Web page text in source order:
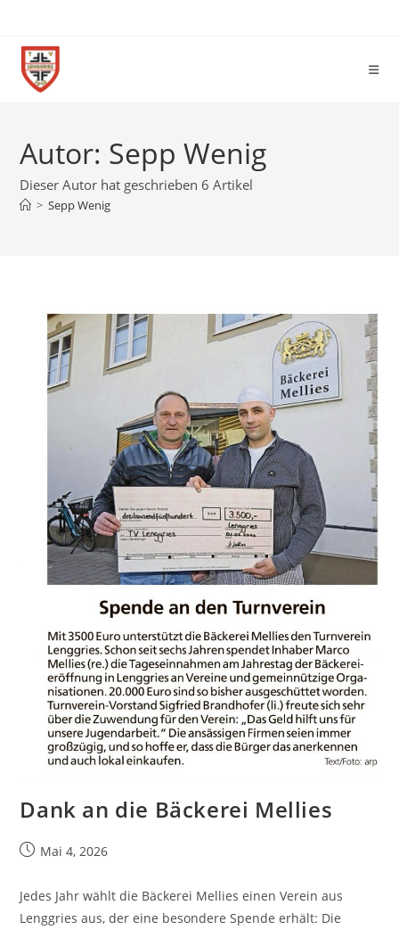
Autor: Sepp Wenig
Dieser Autor hat geschrieben 6 Artikel
> Sepp Wenig
Dank an die Bäckerei Mellies
Mai 4, 2026
Jedes Jahr wählt die Bäckerei Mellies einen Verein aus
Lenggries aus, der eine besondere Spende erhält: Die